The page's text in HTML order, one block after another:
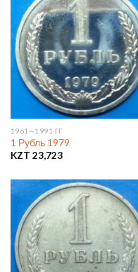
1961—1991 ГГ
1 Рубль 1979
KZT 23,723